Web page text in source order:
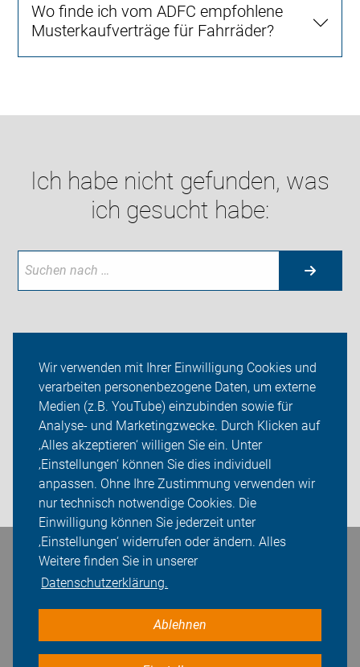
Wir verwenden mit Ihrer Einwilligung Cookies und
verarbeiten personenbezogene Daten, um externe
Medien (z.B. YouTube) einzubinden sowie für
Analyse- und Marketingzwecke. Durch Klicken auf
‚Alles akzeptieren‘ willigen Sie ein. Unter
‚Einstellungen‘ können Sie dies individuell
anpassen. Ohne Ihre Zustimmung verwenden wir
nur technisch notwendige Cookies. Die
Einwilligung können Sie jederzeit unter
‚Einstellungen‘ widerrufen oder ändern. Alles
Weitere finden Sie in unserer
Datenschutzerklärung.
Ablehnen
Wo finde ich vom ADFC empfohlene
Musterkaufverträge für Fahrräder?
Ich habe nicht gefunden, was
ich gesucht habe:
ADFC Wedel
Sei dabei
Presse
Login
Bleiben Sie in Kontakt